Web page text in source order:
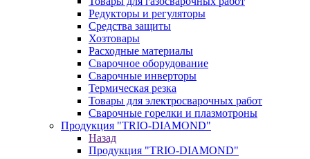
Редукторы и регуляторы
Средства защиты
Хозтовары
Расходные материалы
Сварочное оборудование
Сварочные инверторы
Термическая резка
Товары для электросварочных работ
Сварочные горелки и плазмотроны
Продукция "TRIO-DIAMOND"
Назад
Продукция "TRIO-DIAMOND"